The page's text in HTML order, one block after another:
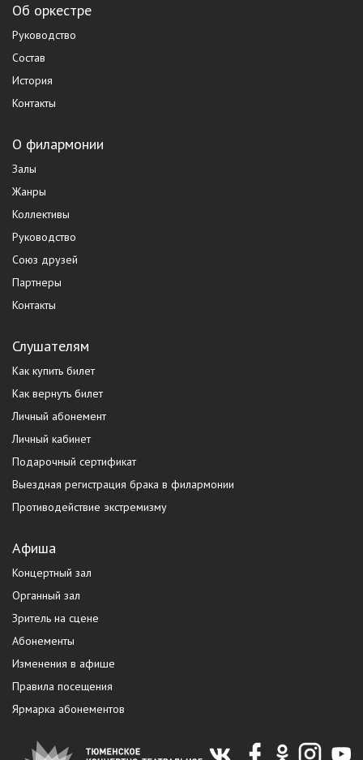
Об оркестре
Руководство
Состав
История
Контакты
О филармонии
Залы
Жанры
Коллективы
Руководство
Союз друзей
Партнеры
Контакты
Слушателям
Как купить билет
Как вернуть билет
Личный абонемент
Личный кабинет
Подарочный сертификат
Выездная регистрация брака в филармонии
Противодействие экстремизму
Афиша
Концертный зал
Органный зал
Зритель на сцене
Абонементы
Изменения в афише
Правила посещения
Ярмарка абонементов